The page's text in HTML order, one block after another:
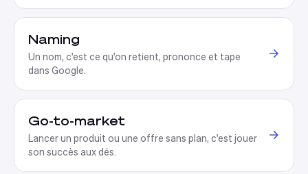
Naming
Un nom, c'est ce qu'on retient, prononce et tape
dans Google
Go-to-market
Lancer un produit ou une offre sans plan, c'est jouer
son succès aux dés